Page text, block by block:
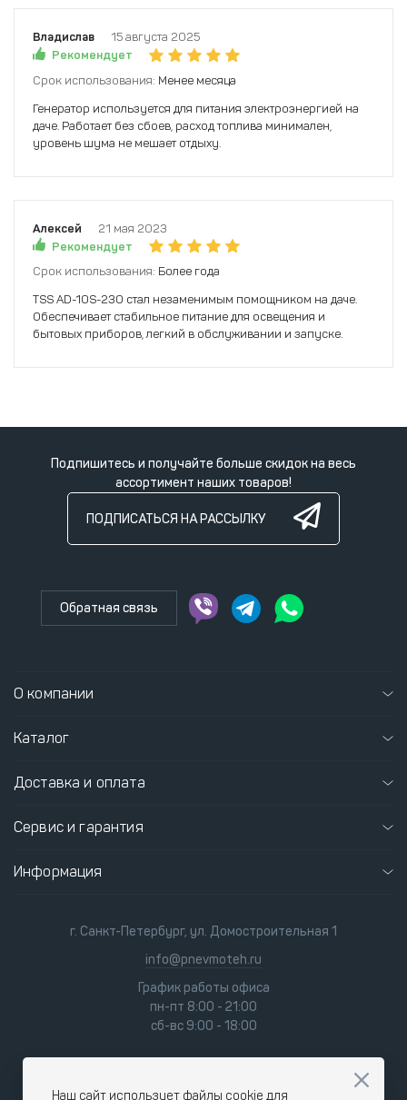
Владислав
15 августа 2025
Рекомендует
Срок использования: Менее месяца
Генератор используется для питания электроэнергией на
даче. Работает без сбоев, расход топлива минимален,
уровень шума не мешает отдыху.
Алексей
21 мая 2023
Рекомендует
Срок использования: Более года
TSS AD-10S-230 стал незаменимым помощником на даче.
Обеспечивает стабильное питание для освещения и
бытовых приборов, легкий в обслуживании и запуске.
Подпишитесь и получайте больше скидок на весь
ассортимент наших товаров!
ПОДПИСАТЬСЯ НА РАССЫЛКУ
Обратная связь
О компании
Каталог
Доставка и оплата
Сервис и гарантия
Информация
г. Санкт-Петербург, ул. Домостроительная 1
info@pnevmoteh.ru
График работы офиса
пн-пт 8:00 - 21:00
сб-вс 9:00 - 18:00
Наш сайт использует файлы cookie для